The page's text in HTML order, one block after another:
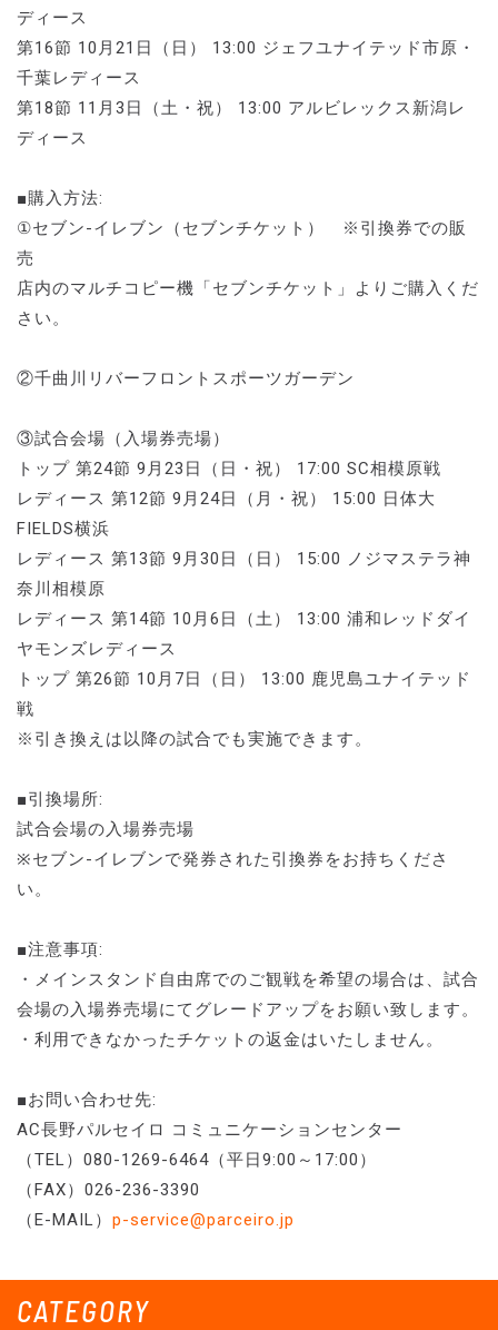
CATEGORY
ディース
第16節 10月21日（日） 13:00 ジェフユナイテッド市原・
千葉レディース
第18節 11月3日（土・祝） 13:00 アルビレックス新潟レ
ディース
■購入方法:
①セブン-イレブン（セブンチケット） ※引換券での販
売
店内のマルチコピー機「セブンチケット」よりご購入くだ
さい。
②千曲川リバーフロントスポーツガーデン
③試合会場（入場券売場）
トップ 第24節 9月23日（日・祝） 17:00 SC相模原戦
レディース 第12節 9月24日（月・祝） 15:00 日体大
FIELDS横浜
レディース 第13節 9月30日（日） 15:00 ノジマステラ神
奈川相模原
レディース 第14節 10月6日（土） 13:00 浦和レッドダイ
ヤモンズレディース
トップ 第26節 10月7日（日） 13:00 鹿児島ユナイテッド
戦
※引き換えは以降の試合でも実施できます。
■引換場所:
試合会場の入場券売場
※セブン-イレブンで発券された引換券をお持ちくださ
い。
■注意事項:
・メインスタンド自由席でのご観戦を希望の場合は、試合
会場の入場券売場にてグレードアップをお願い致します。
・利用できなかったチケットの返金はいたしません。
■お問い合わせ先:
AC長野パルセイロ コミュニケーションセンター
（TEL）080-1269-6464（平日9:00～17:00）
（FAX）026-236-3390
（E-MAIL） p-service@parceiro.jp